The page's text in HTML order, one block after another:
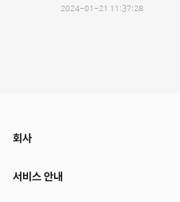
2024-01-21 11:37:28
회사
서비스 안내